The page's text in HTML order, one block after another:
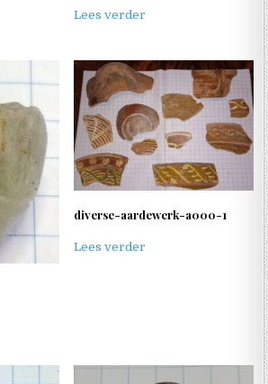
Lees verder
diverse-aardewerk-a000-1
Lees verder